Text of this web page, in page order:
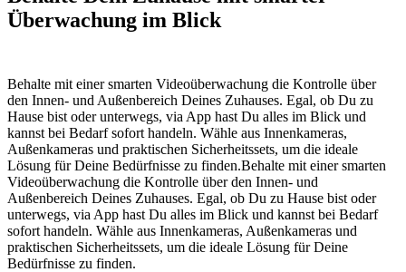
Überwachung im Blick
Behalte mit einer smarten Videoüberwachung die Kontrolle über
den Innen- und Außenbereich Deines Zuhauses. Egal, ob Du zu
Hause bist oder unterwegs, via App hast Du alles im Blick und
kannst bei Bedarf sofort handeln. Wähle aus Innenkameras,
Außenkameras und praktischen Sicherheitssets, um die ideale
Lösung für Deine Bedürfnisse zu finden.Behalte mit einer smarten
Videoüberwachung die Kontrolle über den Innen- und
Außenbereich Deines Zuhauses. Egal, ob Du zu Hause bist oder
unterwegs, via App hast Du alles im Blick und kannst bei Bedarf
sofort handeln. Wähle aus Innenkameras, Außenkameras und
praktischen Sicherheitssets, um die ideale Lösung für Deine
Bedürfnisse zu finden.